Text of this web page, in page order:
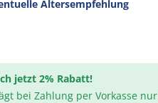
Altersempfehlung
jetzt 2% Rabatt!
bei Zahlung per Vorkasse nur